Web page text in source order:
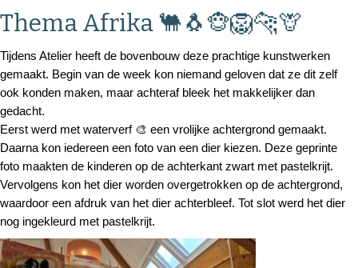
Thema Afrika 🐫🐧🐵🦁🐆🦒
Tijdens Atelier heeft de bovenbouw deze prachtige kunstwerken
gemaakt. Begin van de week kon niemand geloven dat ze dit zelf
ook konden maken, maar achteraf bleek het makkelijker dan
gedacht.
Eerst werd met waterverf 🎨 een vrolijke achtergrond gemaakt.
Daarna kon iedereen een foto van een dier kiezen. Deze geprinte
foto maakten de kinderen op de achterkant zwart met pastelkrijt.
Vervolgens kon het dier worden overgetrokken op de achtergrond,
waardoor een afdruk van het dier achterbleef. Tot slot werd het dier
nog ingekleurd met pastelkrijt.